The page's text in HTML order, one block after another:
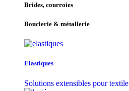
Brides, courroies
Bouclerie & métallerie
Elastiques
Solutions extensibles pour textile